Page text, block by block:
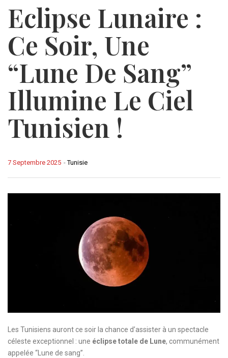
Eclipse Lunaire :
Ce Soir, Une
“Lune De Sang”
Illumine Le Ciel
Tunisien !
-Tunisie
7 Septembre 2025
Les Tunisiens auront ce soir la chance d’assister à un spectacle
céleste exceptionnel : une éclipse totale de Lune, communément
appelée “Lune de sang”.